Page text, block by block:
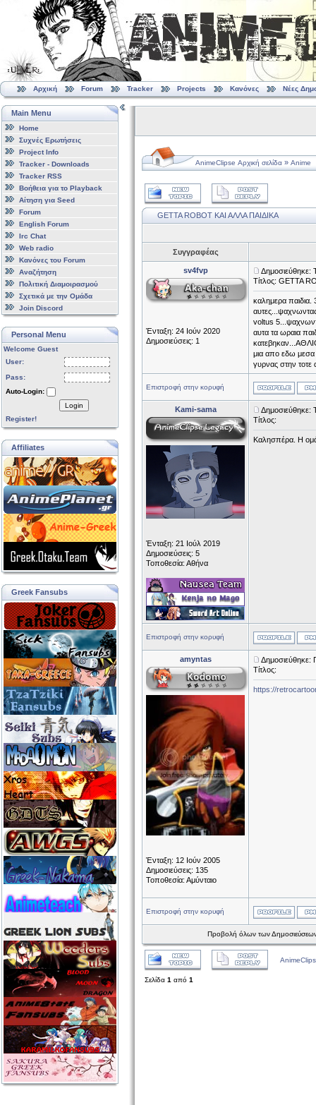
Αρχική Forum Tracker Projects Κανόνες Νέες
Main Menu
Home
Συχνές Ερωτήσεις
Project Info
Tracker - Downloads
Tracker RSS
Βοήθεια για το Playback
Αίτηση για Seed
Forum
English Forum
Irc Chat
Web radio
Κανόνες του Forum
Αναζήτηση
Πολιτική Διαμοιρασμού
Σχετικά με την Ομάδα
Join Discord
Personal Menu
Welcome Guest
User:
Pass:
Auto-Login:
Login
Register!
Affiliates
Greek Fansubs
AnimeClipse Αρχική σελίδα » Anime
GETTA ROBOT ΚΑΙ ΑΛΛΑ ΠΑΙΔΙΚΑ
Συγγραφέας
sv4fvp
Ένταξη: 24 Ιούν 2020
Δημοσιεύσεις: 1
Δημοσιεύθηκε:
Τίτλος: GETTA
καλημερα
voltus
αυτα τα ωραια
μια απο εδω μεσα
γυρνας στην
Επιστροφή στην κορυφή
Kami-sama
Ένταξη: 21 Ιούλ 2019
Δημοσιεύσεις: 5
Τοποθεσία: Αθήνα
Δημοσιεύθηκε:
Τίτλος:
Καλησπέρα. Η
Επιστροφή στην κορυφή
amyntas
Ένταξη: 12 Ιούν 2005
Δημοσιεύσεις: 135
Τοποθεσία: Αμύνταιο
Δημοσιεύθηκε:
Τίτλος:
https://
Επιστροφή στην κορυφή
Προβολή όλων των
Σελίδα 1 από 1